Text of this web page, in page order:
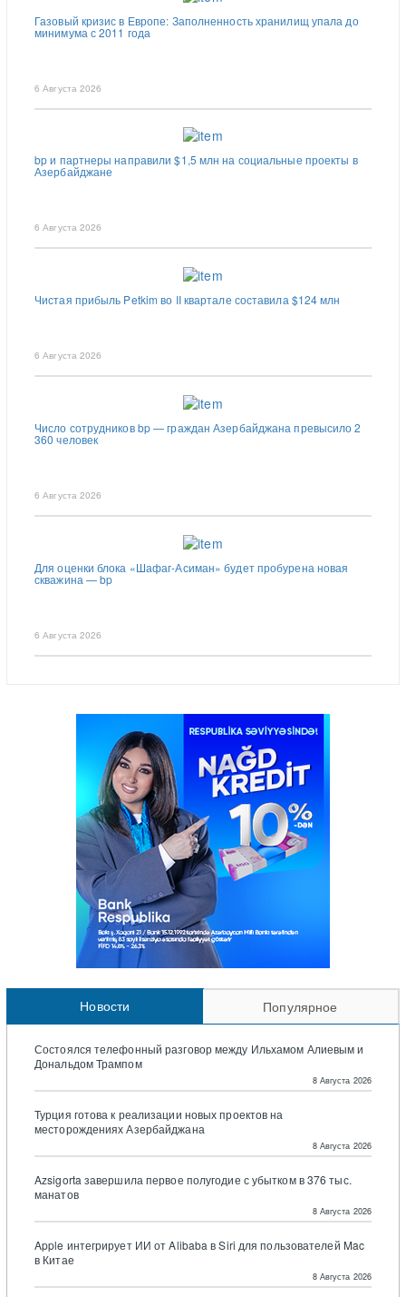
Газовый кризис в Европе: Заполненность хранилищ упала до
минимума с 2011 года
6 Августа 2026
bp и партнеры направили $1,5 млн на социальные проекты в
Азербайджане
6 Августа 2026
Чистая прибыль Petkim во II квартале составила $124 млн
6 Августа 2026
Число сотрудников bp — граждан Азербайджана превысило 2
360 человек
6 Августа 2026
Для оценки блока «Шафаг-Асиман» будет пробурена новая
скважина — bp
6 Августа 2026
Новости Популярное
Состоялся телефонный разговор между Ильхамом Алиевым и
Дональдом Трампом
8 Августа 2026
Турция готова к реализации новых проектов на
месторождениях Азербайджана
8 Августа 2026
Azsigorta завершила первое полугодие с убытком в 376 тыс.
манатов
8 Августа 2026
Apple интегрирует ИИ от Alibaba в Siri для пользователей Mac
в Китае
8 Августа 2026